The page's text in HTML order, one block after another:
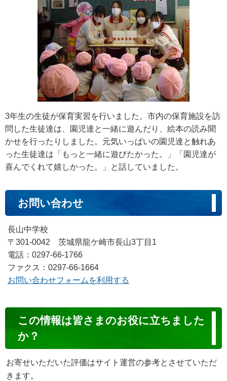
3年生の生徒が保育実習を行いました。市内の保育施設を訪
問した生徒達は、園児達と一緒に遊んだり、絵本の読み聞
かせを行ったりしました。元気いっぱいの園児達と触れあ
った生徒達は「もっと一緒に遊びたかった。」「園児達が
喜んでくれて嬉しかった。」と話していました。
お問い合わせ
長山中学校
〒301-0042 茨城県龍ケ崎市長山3丁目1
電話：0297-66-1766
ファクス：0297-66-1664
お問い合わせフォームを利用する
ン
ン
ツ
この情報は皆さまのお役に立ちました
か？
お寄せいただいた評価はサイト運営の参考とさせていただ
きます。